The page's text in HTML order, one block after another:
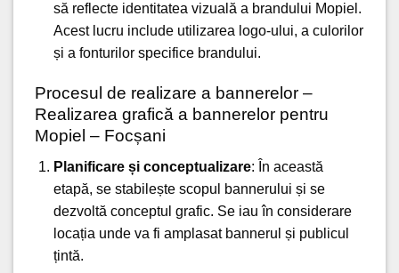
să reflecte identitatea vizuală a brandului Mopiel.
Acest lucru include utilizarea logo-ului, a culorilor
și a fonturilor specifice brandului.
Procesul de realizare a bannerelor –
Realizarea grafică a bannerelor pentru
Mopiel – Focșani
Planificare și conceptualizare: În această
etapă, se stabilește scopul bannerului și se
dezvoltă conceptul grafic. Se iau în considerare
locația unde va fi amplasat bannerul și publicul
țintă.